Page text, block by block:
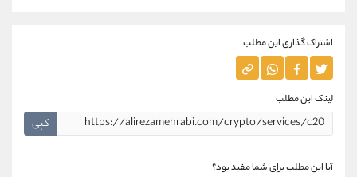
اشتراک گذاری این مطلب
لینک این مطلب
کپی
آیا این مطلب برای شما مفید بود؟